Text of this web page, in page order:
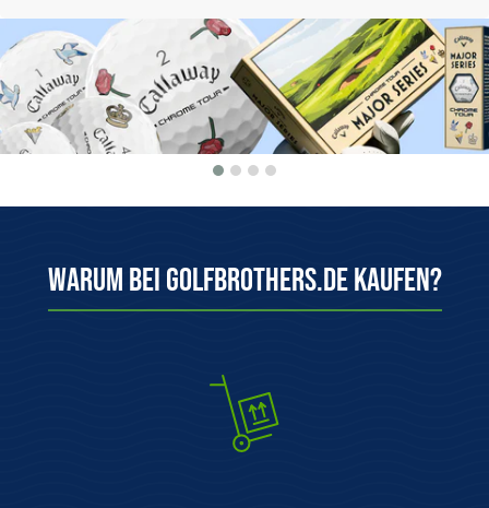
Warum bei Golfbrothers.de kaufen?